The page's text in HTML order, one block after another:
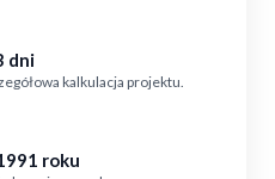
dni
kalkulacja projektu.
roku